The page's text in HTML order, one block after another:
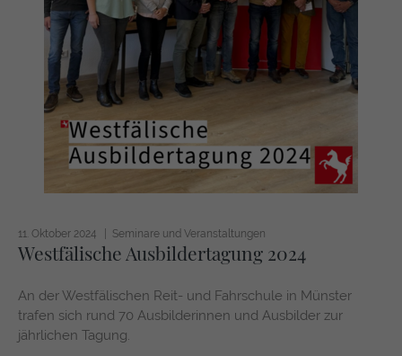
11. Oktober 2024 Seminare und Veranstaltungen
Westfälische Ausbildertagung 2024
An der Westfälischen Reit- und Fahrschule in Münster
trafen sich rund 70 Ausbilderinnen und Ausbilder zur
jährlichen Tagung.